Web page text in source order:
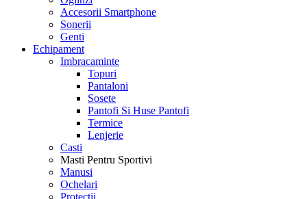
Accesorii Smartphone
Sonerii
Genti
Echipament
Imbracaminte
Topuri
Pantaloni
Sosete
Pantofi Si Huse Pantofi
Termice
Lenjerie
Casti
Masti Pentru Sportivi
Manusi
Ochelari